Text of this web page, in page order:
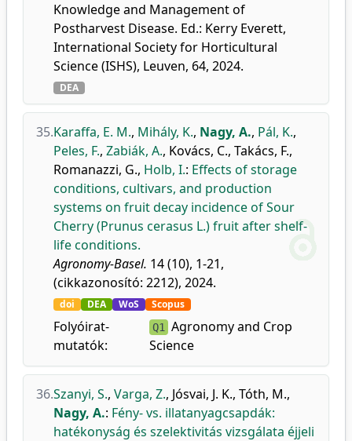
Knowledge and Management of
Postharvest Disease. Ed.: Kerry Everett,
International Society for Horticultural
Science (ISHS), Leuven, 64, 2024.
DEA
35.Karaffa, E. M., Mihály, K., Nagy, A., Pál, K.,
Peles, F., Zabiák, A., Kovács, C., Takács, F.,
Romanazzi, G., Holb, I.: Effects of storage
conditions, cultivars, and production
systems on fruit decay incidence of Sour
Cherry (Prunus cerasus L.) fruit after shelf-
life conditions.
Agronomy-Basel. 14 (10), 1-21,
(cikkazonosító: 2212), 2024.
doi DEA WoS Scopus
Folyóirat-
mutatók:
Q1
Agronomy and Crop
Science
36.Szanyi, S., Varga, Z., Jósvai, J. K., Tóth, M.,
Nagy, A.: Fény- vs. illatanyagcsapdák:
hatékonyság és szelektivitás vizsgálata éjjeli